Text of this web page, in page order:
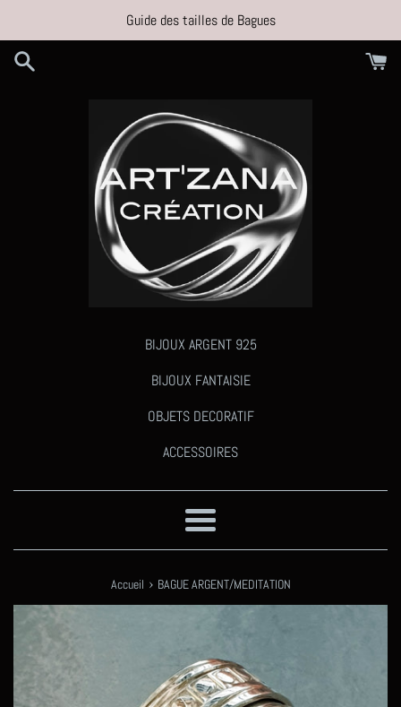
contenu
Guide des tailles de Bagues
BIJOUX ARGENT 925
BIJOUX FANTAISIE
OBJETS DECORATIF
ACCESSOIRES
Menu
Accueil › BAGUE ARGENT/MEDITATION